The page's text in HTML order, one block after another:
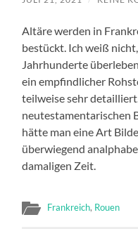
Altäre werden in
bestückt. Ich weiß
Jahrhunderte
ein empfindlicher
teilweise sehr
neutestamentarischen
hätte man eine Art
überwiegend
damaligen Zeit.
Frankreich, Rouen